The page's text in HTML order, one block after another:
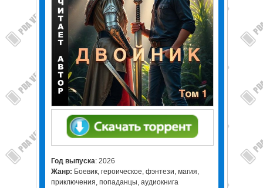
Год выпуска: 2026
Жанр: Боевик, героическое, фэнтези, магия,
приключения, попаданцы, аудиокнига